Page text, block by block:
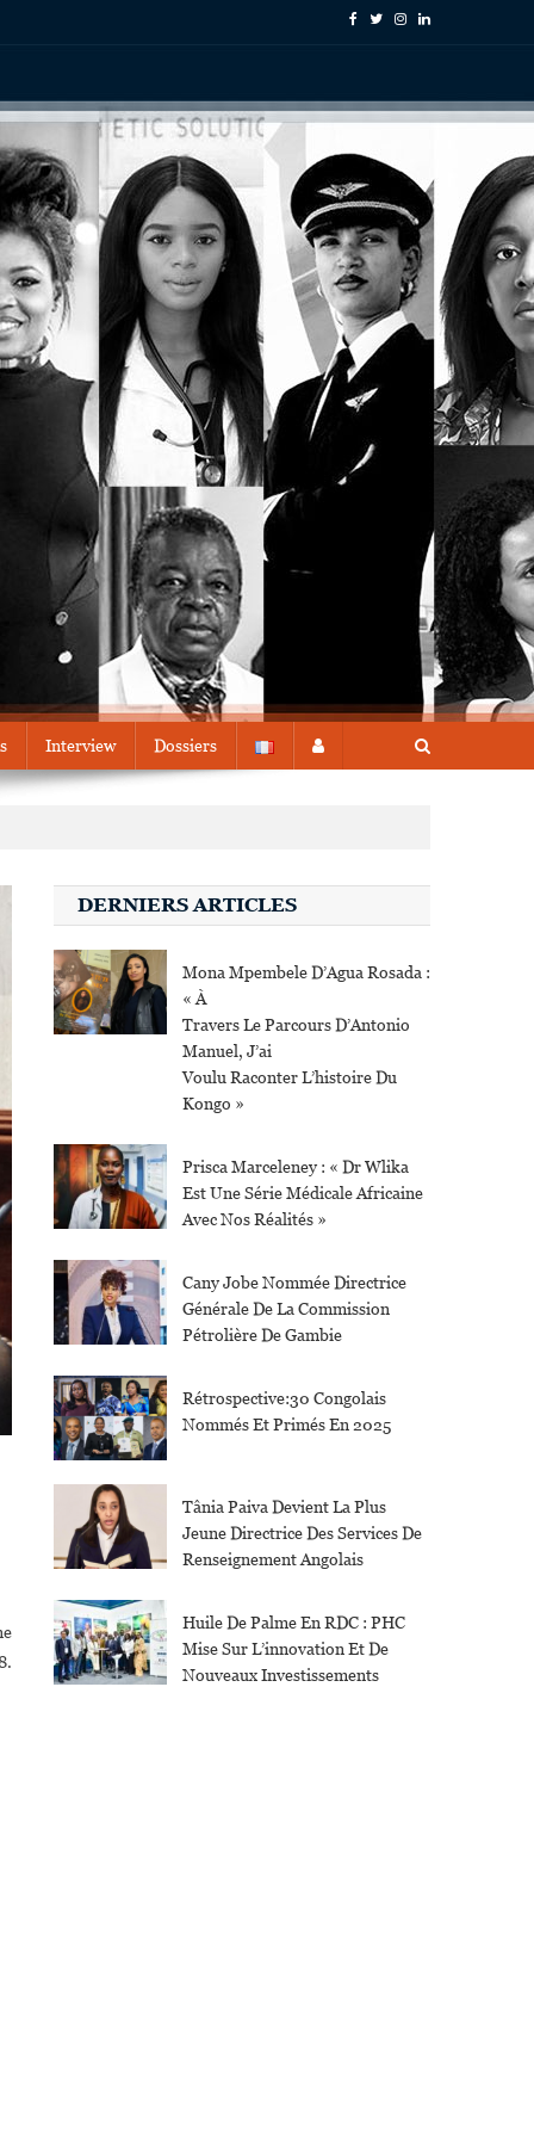
Interview Dossiers
DERNIERS ARTICLES
Mona Mpembele D’Agua Rosada :
« À
Travers Le Parcours D’Antonio
Manuel, J’ai
Voulu Raconter L’histoire Du
Kongo »
Prisca Marceleney : « Dr Wlika
Est Une Série Médicale Africaine
Avec Nos Réalités »
Cany Jobe Nommée Directrice
Générale De La Commission
Pétrolière De Gambie
Rétrospective:30 Congolais
Nommés Et Primés En 2025
Tânia Paiva Devient La Plus
Jeune Directrice Des Services De
Renseignement Angolais
Huile De Palme En RDC : PHC
Mise Sur L’innovation Et De
Nouveaux Investissements